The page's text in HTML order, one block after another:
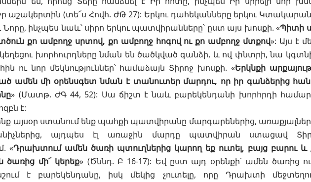
աշակերտին (տե՜ս Հովհ. ԺԹ 27): Երկու դահեկանները երկու
Նորը, ինչպես նաև՝ սիրո երկու պատվիրանները՝ ըստ այս խոսքի. «Պիտի
քո ամբողջ սրտով, քո ամբողջ հոգով ու քո ամբողջ մտքով»: Այս է
խորհուրդները նման են ծածկված գանձի, և ով փնտրի, նա
ու նոր մեկնություններ՝ համաձայն Տիրոջ խոսքի. «Երկնքի
ամեն մի օրենսգետ նման է տանուտեր մարդու, որ իր գանձերից
» (Մատթ. ԺԳ 44, 52): Սա ճիշտ է նաև բարեկենդանի խորհրդի
է:
այսօր ստանում ենք պահքի պատվիրանը մարգարեներից,
այդպես էլ առաջին մարդը պատվիրան ստացավ
«Դրախտում ամեն ծառի պտուղներից կարող եք ուտել, բայց բարու և
ծառից մի՜ կերեք» (Ծննդ. Բ 16-17): Եվ ըստ այդ օրենքի՝ ամեն ծառից
է բարեկենդանը, իսկ մեկից չուտելը, որը Դրախտի